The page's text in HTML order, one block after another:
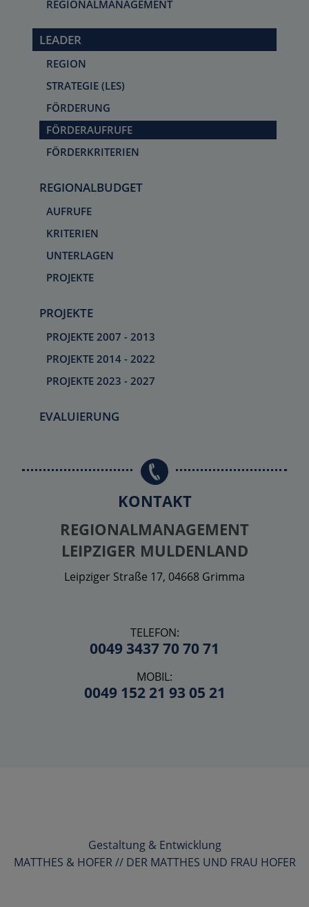
REGIONALMANAGEMENT
LEADER
REGION
STRATEGIE (LES)
FÖRDERUNG
FÖRDERAUFRUFE
FÖRDERKRITERIEN
REGIONALBUDGET
AUFRUFE
KRITERIEN
UNTERLAGEN
PROJEKTE
PROJEKTE
PROJEKTE 2007 - 2013
PROJEKTE 2014 - 2022
PROJEKTE 2023 - 2027
EVALUIERUNG
KONTAKT
REGIONALMANAGEMENT
LEIPZIGER MULDENLAND
Leipziger Straße 17, 04668 Grimma
TELEFON:
0049 3437 70 70 71
MOBIL:
0049 152 21 93 05 21
Gestaltung & Entwicklung
MATTHES & HOFER // DER MATTHES UND FRAU HOFER